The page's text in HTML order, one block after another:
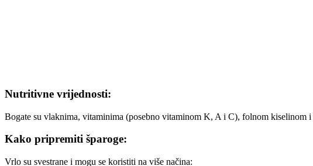
Nutritivne vrijednosti:
Bogate su vlaknima, vitaminima (posebno vitaminom K, A i C), folnom kiselinom
Kako pripremiti šparoge:
Vrlo su svestrane i mogu se koristiti na više načina: